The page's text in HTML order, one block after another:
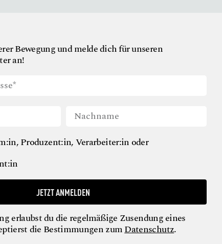
Bewegung und melde dich für unseren
an!
Produzent:in, Verarbeiter:in oder
JETZT ANMELDEN
erlaubst du die regelmäßige Zusendung eines
die Bestimmungen zumDatenschutz.